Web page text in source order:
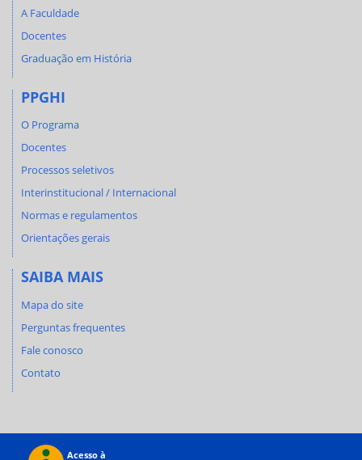
A Faculdade
Docentes
Graduação em História
PPGHI
O Programa
Docentes
Processos seletivos
Interinstitucional / Internacional
Normas e regulamentos
Orientações gerais
SAIBA MAIS
Mapa do site
Perguntas frequentes
Fale conosco
Contato